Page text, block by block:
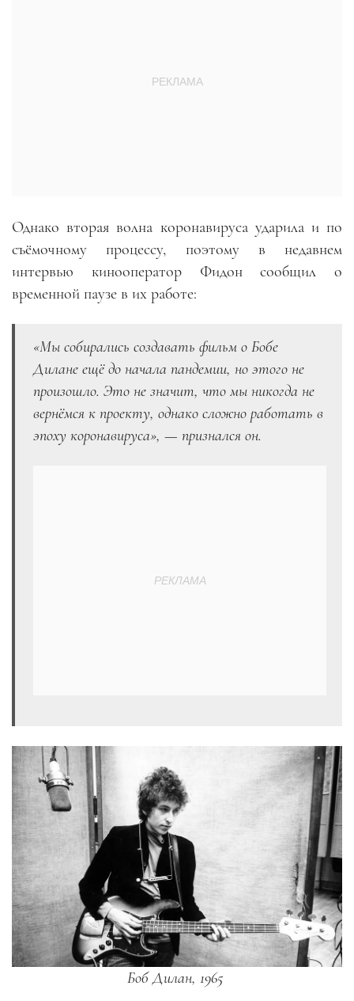
Однако вторая волна коронавируса ударила и по
съёмочному процессу, поэтому в недавнем
интервью кинооператор Фидон сообщил о
временной паузе в их работе:
«Мы собирались создавать фильм о Бобе
Дилане ещё до начала пандемии, но этого не
произошло. Это не значит, что мы никогда не
вернёмся к проекту, однако сложно работать в
эпоху коронавируса», — признался он.
Боб Дилан, 1965